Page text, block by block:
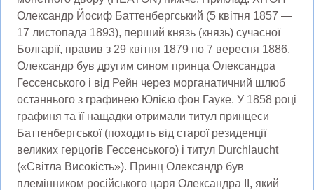
Олександр Йосиф Баттенбергський (5 квітня 1857 —
17 листопада 1893), перший князь (князь) сучасної
Болгарії, правив з 29 квітня 1879 по 7 вересня 1886.
Олександр був другим сином принца Олександра
Гессенського і від Рейн через морганатичний шлюб
останнього з графинею Юлією фон Гауке. У 1858 році
графиня та її нащадки отримали титул принцеси
Баттенбергської (походить від старої резиденції
великих герцогів Гессенського) і титул Durchlaucht
(«Світла Високість»). Принц Олександр був
племінником російського царя Олександра II, який